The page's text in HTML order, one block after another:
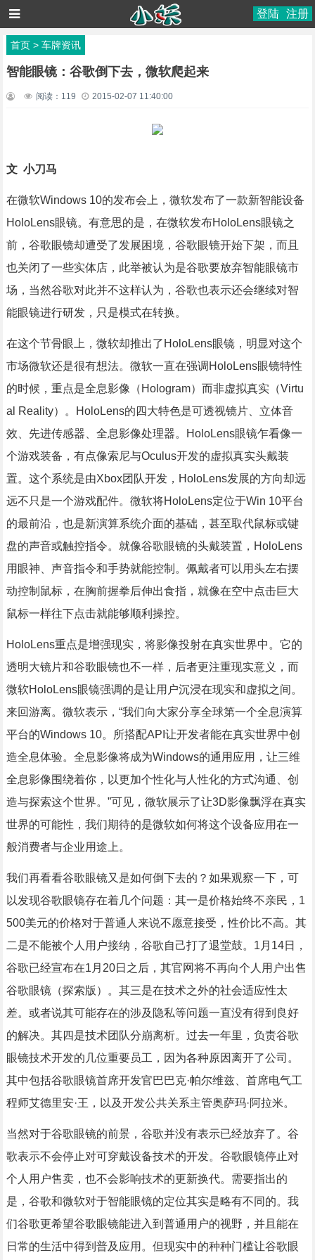
登陆 注册
首页> 车牌资讯
智能眼镜：谷歌倒下去，微软爬起来
阅读： 119 2015-02-07 11:40:00
文 小刀马
在微软Windows 10的发布会上，微软发布了一款新智能设备
HoloLens眼镜。有意思的是，在微软发布HoloLens眼镜之
前，谷歌眼镜却遭受了发展困境，谷歌眼镜开始下架，而且
也关闭了一些实体店，此举被认为是谷歌要放弃智能眼镜市
场，当然谷歌对此并不这样认为，谷歌也表示还会继续对智
能眼镜进行研发，只是模式在转换。
在这个节骨眼上，微软却推出了HoloLens眼镜，明显对这个
市场微软还是很有想法。微软一直在强调HoloLens眼镜特性
的时候，重点是全息影像（Hologram）而非虚拟真实（Virtu
al Reality）。HoloLens的四大特色是可透视镜片、立体音
效、先进传感器、全息影像处理器。HoloLens眼镜乍看像一
个游戏装备，有点像索尼与Oculus开发的虚拟真实头戴装
置。这个系统是由Xbox团队开发，HoloLens发展的方向却远
远不只是一个游戏配件。微软将HoloLens定位于Win 10平台
的最前沿，也是新演算系统介面的基础，甚至取代鼠标或键
盘的声音或触控指令。就像谷歌眼镜的头戴装置，HoloLens
用眼神、声音指令和手势就能控制。佩戴者可以用头左右摆
动控制鼠标，在胸前握拳后伸出食指，就像在空中点击巨大
鼠标一样往下点击就能够顺利操控。
HoloLens重点是增强现实，将影像投射在真实世界中。它的
透明大镜片和谷歌眼镜也不一样，后者更注重现实意义，而
微软HoloLens眼镜强调的是让用户沉浸在现实和虚拟之间。
来回游离。微软表示，“我们向大家分享全球第一个全息演算
平台的Windows 10。所搭配API让开发者能在真实世界中创
造全息体验。全息影像将成为Windows的通用应用，让三维
全息影像围绕着你，以更加个性化与人性化的方式沟通、创
造与探索这个世界。”可见，微软展示了让3D影像飘浮在真实
世界的可能性，我们期待的是微软如何将这个设备应用在一
般消费者与企业用途上。
我们再看看谷歌眼镜又是如何倒下去的？如果观察一下，可
以发现谷歌眼镜存在着几个问题：其一是价格始终不亲民，1
500美元的价格对于普通人来说不愿意接受，性价比不高。其
二是不能被个人用户接纳，谷歌自己打了退堂鼓。1月14日，
谷歌已经宣布在1月20日之后，其官网将不再向个人用户出售
谷歌眼镜（探索版）。其三是在技术之外的社会适应性太
差。或者说其可能存在的涉及隐私等问题一直没有得到良好
的解决。其四是技术团队分崩离析。过去一年里，负责谷歌
眼镜技术开发的几位重要员工，因为各种原因离开了公司。
其中包括谷歌眼镜首席开发官巴巴克·帕尔维兹、首席电气工
程师艾德里安·王，以及开发公共关系主管奥萨玛·阿拉米。
当然对于谷歌眼镜的前景，谷歌并没有表示已经放弃了。谷
歌表示不会停止对可穿戴设备技术的开发。谷歌眼镜停止对
个人用户售卖，也不会影响技术的更新换代。需要指出的
是，谷歌和微软对于智能眼镜的定位其实是略有不同的。我
们谷歌更希望谷歌眼镜能进入到普通用户的视野，并且能在
日常的生活中得到普及应用。但现实中的种种门槛让谷歌眼